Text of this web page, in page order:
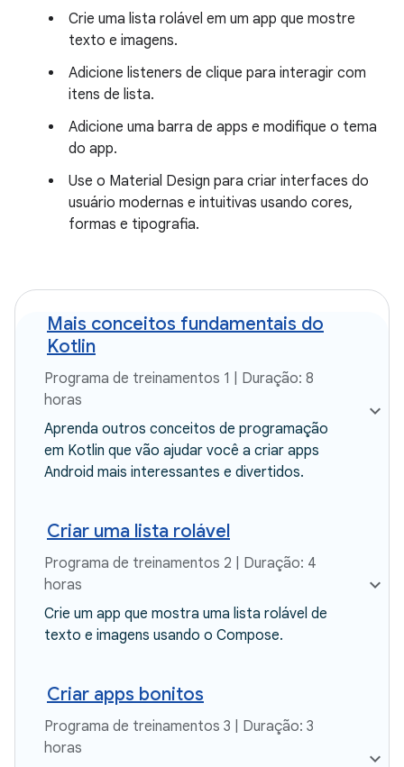
Crie uma lista rolável em um app que mostre
texto e imagens.
Adicione listeners de clique para interagir com
itens de lista.
Adicione uma barra de apps e modifique o tema
do app.
Use o Material Design para criar interfaces do
usuário modernas e intuitivas usando cores,
formas e tipografia.
Mais conceitos fundamentais do
Kotlin
Programa de treinamentos 1 | Duração: 8
horas
Aprenda outros conceitos de programação
em Kotlin que vão ajudar você a criar apps
Android mais interessantes e divertidos.
Criar uma lista rolável
Programa de treinamentos 2 | Duração: 4
horas
Crie um app que mostra uma lista rolável de
texto e imagens usando o Compose.
Criar apps bonitos
Programa de treinamentos 3 | Duração: 3
horas